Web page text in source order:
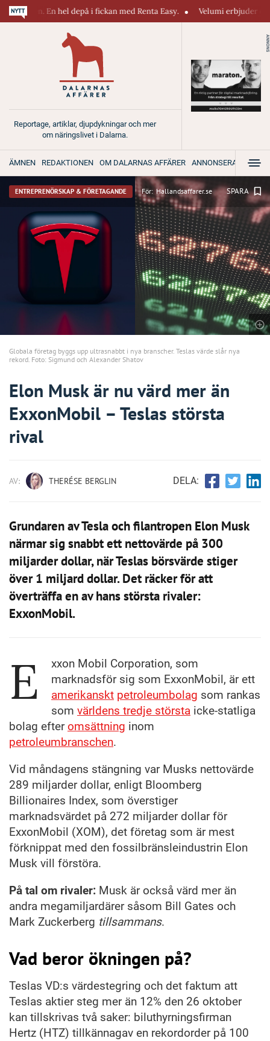
depå i fickan med Renta Easy. Velumi erbjuder ett blixtsnabbt,
Reportage, artiklar, djupdykningar och mer
om näringslivet i Dalarna.
ANNONS
ÄMNEN REDAKTIONEN OM DALARNAS AFFÄRER ANNONSERA
ENTREPRENÖRSKAP & FÖRETAGANDE För: Hallandsaffarer.se SPARA
Globala företag byggs upp ultrasnabbt i nya branscher. Teslas värde slår nya
rekord. Foto: Sigmund och Alexander Shatov
Elon Musk är nu värd mer än
ExxonMobil – Teslas största
rival
AV: THERÉSE BERGLIN DELA:
Grundaren av Tesla och filantropen Elon Musk
närmar sig snabbt ett nettovärde på 300
miljarder dollar, när Teslas börsvärde stiger
över 1 miljard dollar. Det räcker för att
överträffa en av hans största rivaler:
ExxonMobil.
E
xxon Mobil Corporation, som
marknadsför sig som ExxonMobil, är ett
amerikanskt petroleumbolag som rankas
som världens tredje största icke-statliga
bolag efteromsättning inom
petroleumbranschen.
Vid måndagens stängning var Musks nettovärde
289 miljarder dollar, enligt Bloomberg
Billionaires Index, som överstiger
marknadsvärdet på 272 miljarder dollar för
ExxonMobil (XOM), det företag som är mest
förknippat med den fossilbränsleindustrin Elon
Musk vill förstöra.
På tal om rivaler: Musk är också värd mer än
andra megamiljardärer såsom Bill Gates och
Mark Zuckerberg tillsammans.
Vad beror ökningen på?
Teslas VD:s värdestegring och det faktum att
Teslas aktier steg mer än 12% den 26 oktober
kan tillskrivas två saker: biluthyrningsfirman
Hertz (HTZ) tillkännagav en rekordorder på 100